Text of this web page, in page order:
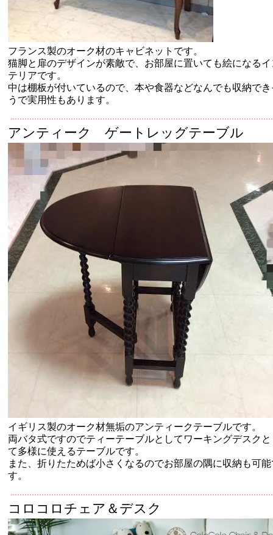
フランス製のオーク材のキャビネットです。
猫脚と扉のデザインが素敵で、お部屋に置いても絵になるイ
テリアです。
中は棚板が付いているので、本や食器などなんでも収納でき
うで実用性もあります。
アンティーク ゲートレッグテーブル
イギリス製のオーク材無垢のアンティークテーブルです。
両バタ式ですのでティーテーブルとしてワーキングデスクと
て多様に使えるテーブルです。
また、折りたためば小さくなるのでお部屋の隅に収納も可能
す。
コロコロチェア＆デスク